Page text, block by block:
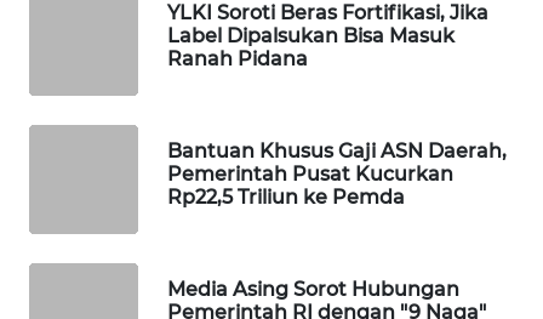
YLKI Soroti Beras Fortifikasi, Jika
Label Dipalsukan Bisa Masuk
Ranah Pidana
Bantuan Khusus Gaji ASN Daerah,
Pemerintah Pusat Kucurkan
Rp22,5 Triliun ke Pemda
Media Asing Sorot Hubungan
Pemerintah RI dengan "9 Naga"
PERSONA